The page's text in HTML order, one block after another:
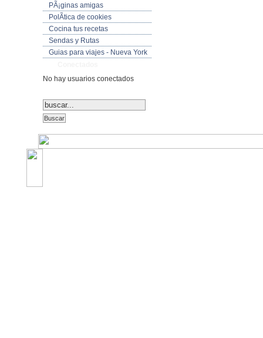
PÃ¡ginas amigas
PolÃ­tica de cookies
Cocina tus recetas
Sendas y Rutas
Guias para viajes - Nueva York
No hay usuarios conectados